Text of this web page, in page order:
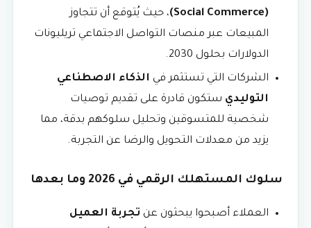
(Social Commerce)
، حيث يُتوقع أن تتجاوز
المبيعات عبر منصات التواصل الاجتماعي تريليونات
الدولارات بحلول 2030.
الشركات التي تستثمر في الذكاء الاصطناعي
التوليدي ستكون قادرة على تقديم توصيات
شخصية للمتسوقين وتحليل سلوكهم بدقة، مما
يزيد من معدلات التحويل والرضا عن التجربة.
سلوك المستهلك الرقمي في 2026 وما بعدها
العملاء أصبحوا يبحثون عن تجربة العميل